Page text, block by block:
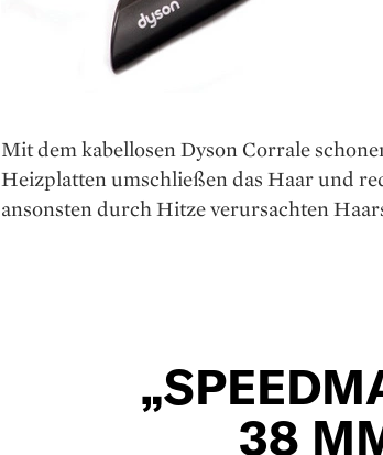
Mit dem kabellosen Dyson Corrale
Heiz­platten umschließen das Haar und
ansonsten durch Hitze verursachten
38